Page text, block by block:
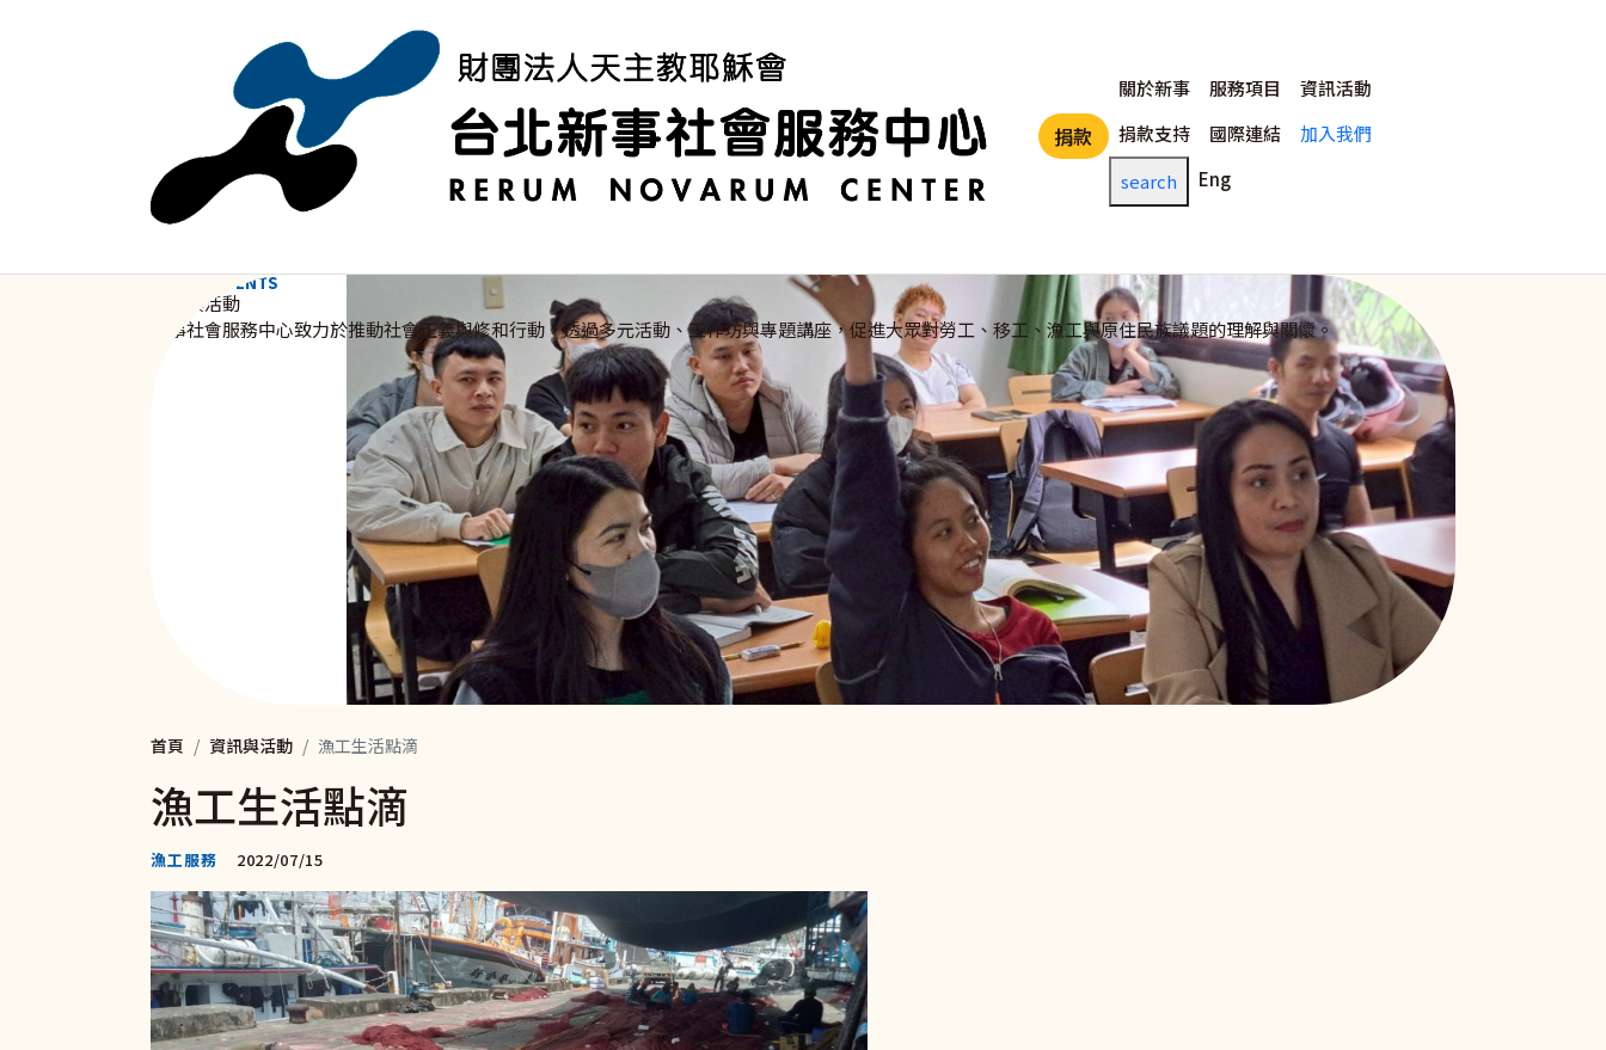
捐款
主選單
關於新事 服務項目
資訊活動
捐款支持
國際連結
加入我們
search
Eng
NEWS & EVENTS
資訊與活動
新事社會服務中心致力於推動社會正義與修和行動，透過多元活動、工作坊與專題講座，促進大眾對勞工、移工、漁工與原住民族議題的理解與關懷。
首頁 資訊與活動 漁工生活點滴
漁工生活點滴
漁工服務 2022/07/15